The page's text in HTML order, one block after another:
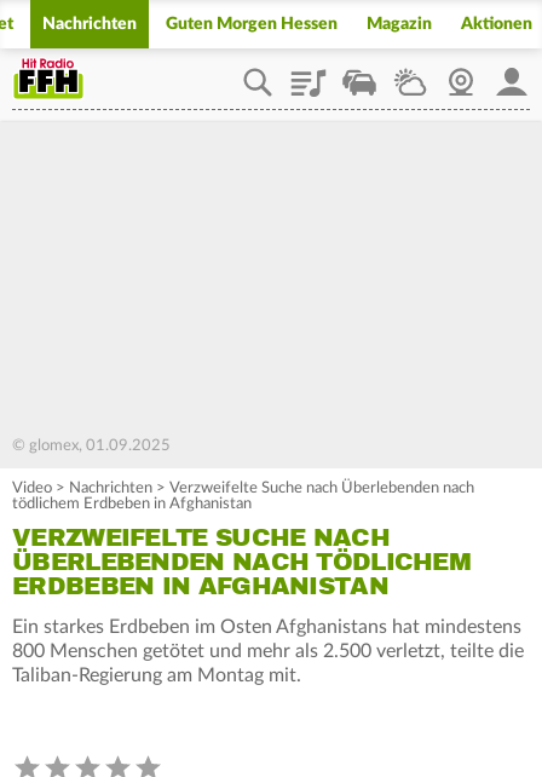
Nachrichten Guten Morgen Hessen Magazin Aktionen
PlaylistStaupilotWetterWebcam
© glomex, 01.09.2025
Video > Nachrichten > Verzweifelte Suche nach Überlebenden nach
tödlichem Erdbeben in Afghanistan
VERZWEIFELTE SUCHE NACH
ÜBERLEBENDEN NACH TÖDLICHEM
ERDBEBEN IN AFGHANISTAN
Ein starkes Erdbeben im Osten Afghanistans hat mindestens
800 Menschen getötet und mehr als 2.500 verletzt, teilte die
Taliban-Regierung am Montag mit.